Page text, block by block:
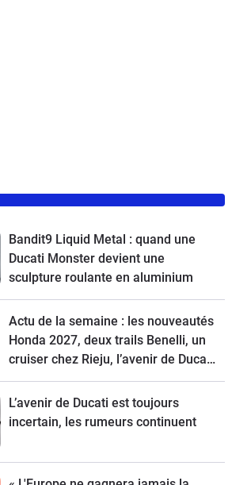
Bandit9 Liquid Metal : quand une
Ducati Monster devient une
sculpture roulante en aluminium
Actu de la semaine : les nouveautés
Honda 2027, deux trails Benelli, un
cruiser chez Rieju, l’avenir de Ducati
et la Norton Atlas à l’essai
L’avenir de Ducati est toujours
incertain, les rumeurs continuent